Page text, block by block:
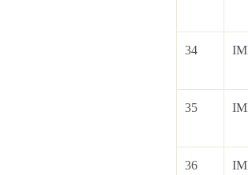
34
35
36